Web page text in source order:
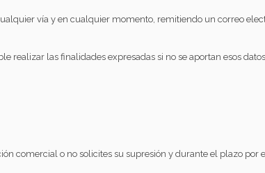
vía y en cualquier momento, remitiendo un correo
realizar las finalidades expresadas si no se aportan esos datos.
comercial o no solicites su supresión y durante el plazo